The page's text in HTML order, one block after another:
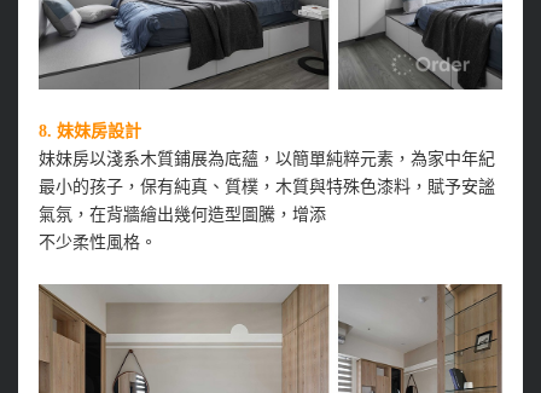
8. 妹妹房設計
妹妹房以淺系木質鋪展為底蘊，以簡單純粹元素，為家中年紀
最小的孩子，保有純真、質樸，木質與特殊色漆料，賦予安謐
氣氛，在背牆繪出幾何造型圖騰，增添
不少柔性風格。